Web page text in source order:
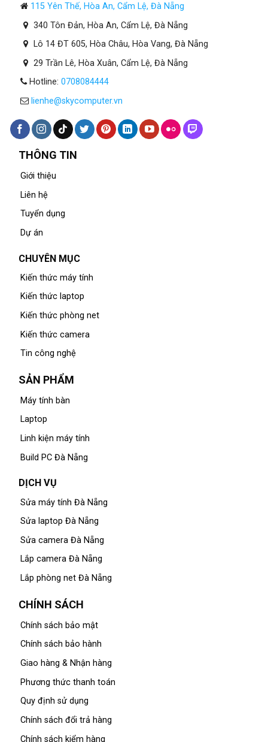
115 Yên Thế, Hòa An, Cẩm Lệ, Đà Nẵng
340 Tôn Đản, Hòa An, Cẩm Lệ, Đà Nẵng
Lô 14 ĐT 605, Hòa Châu, Hòa Vang, Đà Nẵng
29 Trần Lê, Hòa Xuân, Cẩm Lệ, Đà Nẵng
Hotline: 0708084444
lienhe@skycomputer.vn
THÔNG TIN
Giới thiệu
Liên hệ
Tuyển dụng
Dự án
CHUYÊN MỤC
Kiến thức máy tính
Kiến thức laptop
Kiến thức phòng net
Kiến thức camera
Tin công nghệ
SẢN PHẨM
Máy tính bàn
Laptop
Linh kiện máy tính
Build PC Đà Nẵng
DỊCH VỤ
Sửa máy tính Đà Nẵng
Sửa laptop Đà Nẵng
Sửa camera Đà Nẵng
Lắp camera Đà Nẵng
Lắp phòng net Đà Nẵng
CHÍNH SÁCH
Chính sách bảo mật
Chính sách bảo hành
Giao hàng & Nhận hàng
Phương thức thanh toán
Quy định sử dụng
Chính sách đổi trả hàng
Chính sách kiểm hàng